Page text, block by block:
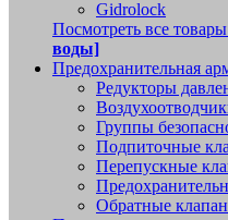
Gidrolock
Посмотреть все товары
воды]
Предохранительная
Редукторы
Группы
Подпиточные
Перепускные
Обратные